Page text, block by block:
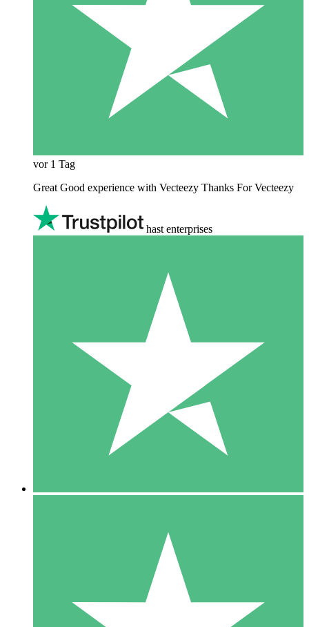
vor 1 Tag
Great Good experience with Vecteezy Thanks For Vecteezy
hast enterprises